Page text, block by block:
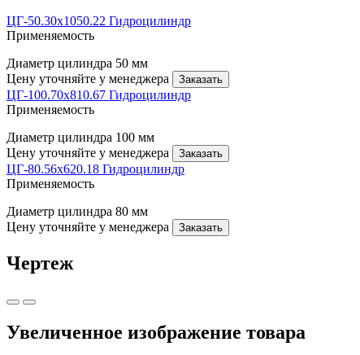
ЦГ-50.30х1050.22 Гидроцилиндр
Применяемость
Диаметр цилиндра 50 мм
Цену уточняйте у менеджера
Заказать
ЦГ-100.70х810.67 Гидроцилиндр
Применяемость
Диаметр цилиндра 100 мм
Цену уточняйте у менеджера
Заказать
ЦГ-80.56х620.18 Гидроцилиндр
Применяемость
Диаметр цилиндра 80 мм
Цену уточняйте у менеджера
Заказать
Чертеж
Увеличенное изображение товара